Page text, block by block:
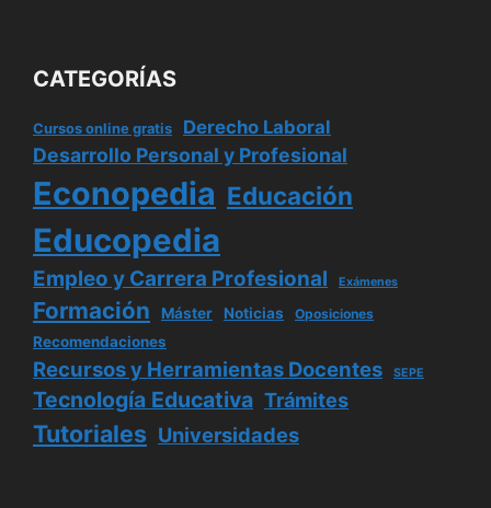
CATEGORÍAS
Cursos online gratis Derecho Laboral
Desarrollo Personal y Profesional
Econopedia Educación
Educopedia
Empleo y Carrera Profesional Exámenes
Formación Máster Noticias Oposiciones
Recomendaciones
Recursos y Herramientas Docentes SEPE
Tecnología Educativa Trámites
Tutoriales Universidades